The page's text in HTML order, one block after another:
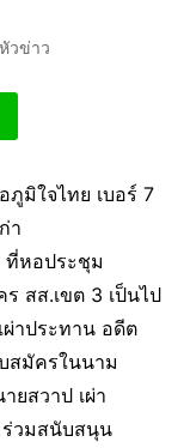
วข่าว
ภูมิใจไทย เบอร์ 7
า
ที่หอประชุม
สส.เขต 3 เป็นไป
าประทาน อดีต
สมัครในนาม
ยสวาป เผ่า
วมสนับสนุน